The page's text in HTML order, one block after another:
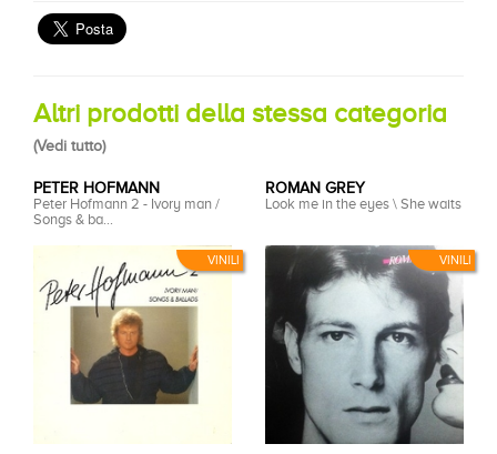
Altri prodotti della stessa categoria
(Vedi tutto)
VINILI
PETER HOFMANN
Peter Hofmann 2 - Ivory man /
Songs & ba...
VINILI
ROMAN GREY
Look me in the eyes \ She waits